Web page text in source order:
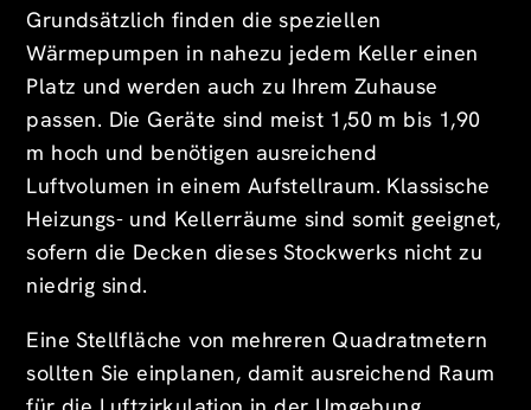
Grundsätzlich finden die speziellen
Wärmepumpen in nahezu jedem Keller einen
Platz und werden auch zu Ihrem Zuhause
passen. Die Geräte sind meist 1,50 m bis 1,90
m hoch und benötigen ausreichend
Luftvolumen in einem Aufstellraum. Klassische
Heizungs- und Kellerräume sind somit geeignet,
sofern die Decken dieses Stockwerks nicht zu
niedrig sind.
Eine Stellfläche von mehreren Quadratmetern
sollten Sie einplanen, damit ausreichend Raum